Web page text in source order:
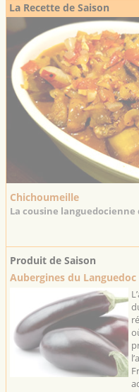
La Recette de Saison
Chichoumeille
La cousine
Produit de Saison
Aubergines du Languedoc